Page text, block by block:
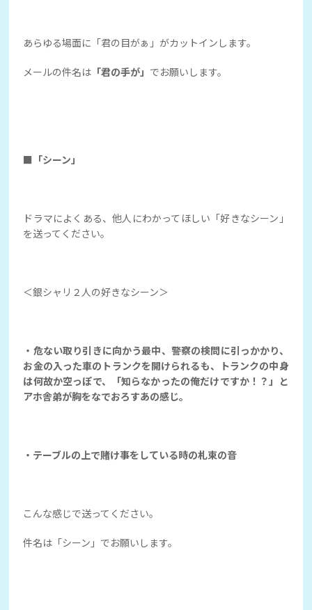
あらゆる場面に「君の目がぁ」がカットインします。
メールの件名は 「君の手が」 でお願いします。
■「シーン」
ドラマによくある、他人にわかってほしい「好きなシーン」
を送ってください。
＜銀シャリ２人の好きなシーン＞
・危ない取り引きに向かう最中、警察の検問に引っかかり、
お金の入った車のトランクを開けられるも、トランクの中身
は何故か空っぽで、「知らなかったの俺だけですか！？」と
アホ舎弟が胸をなでおろすあの感じ。
・テーブルの上で賭け事をしている時の札束の音
こんな感じで送ってください。
件名は「シーン」でお願いします。